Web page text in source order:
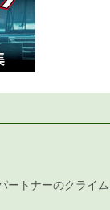
ートナーのクライム